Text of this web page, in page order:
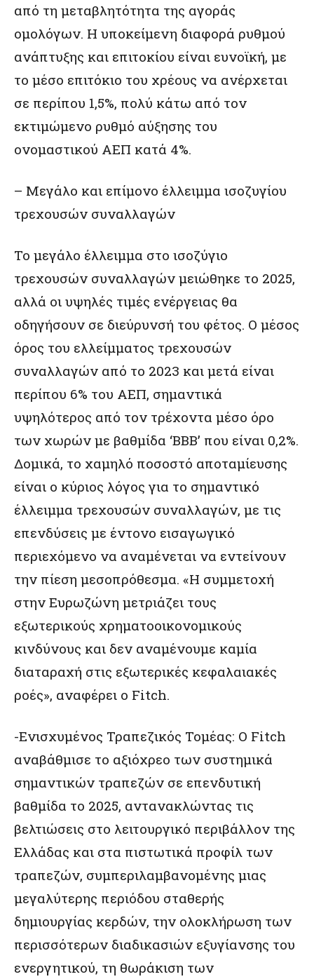
από τη μεταβλητότητα της αγοράς
ομολόγων. Η υποκείμενη διαφορά ρυθμού
ανάπτυξης και επιτοκίου είναι ευνοϊκή, με
το μέσο επιτόκιο του χρέους να ανέρχεται
σε περίπου 1,5%, πολύ κάτω από τον
εκτιμώμενο ρυθμό αύξησης του
ονομαστικού ΑΕΠ κατά 4%.
– Μεγάλο και επίμονο έλλειμμα ισοζυγίου
τρεχουσών συναλλαγών
Το μεγάλο έλλειμμα στο ισοζύγιο
τρεχουσών συναλλαγών μειώθηκε το 2025,
αλλά οι υψηλές τιμές ενέργειας θα
οδηγήσουν σε διεύρυνσή του φέτος. Ο μέσος
όρος του ελλείμματος τρεχουσών
συναλλαγών από το 2023 και μετά είναι
περίπου 6% του ΑΕΠ, σημαντικά
υψηλότερος από τον τρέχοντα μέσο όρο
των χωρών με βαθμίδα ‘BBB’ που είναι 0,2%.
Δομικά, το χαμηλό ποσοστό αποταμίευσης
είναι ο κύριος λόγος για το σημαντικό
έλλειμμα τρεχουσών συναλλαγών, με τις
επενδύσεις με έντονο εισαγωγικό
περιεχόμενο να αναμένεται να εντείνουν
την πίεση μεσοπρόθεσμα. «Η συμμετοχή
στην Ευρωζώνη μετριάζει τους
εξωτερικούς χρηματοοικονομικούς
κινδύνους και δεν αναμένουμε καμία
διαταραχή στις εξωτερικές κεφαλαιακές
ροές», αναφέρει ο Fitch.
-Ενισχυμένος Τραπεζικός Τομέας: O Fitch
αναβάθμισε τo αξιόχρεο των συστημικά
σημαντικών τραπεζών σε επενδυτική
βαθμίδα το 2025, αντανακλώντας τις
βελτιώσεις στο λειτουργικό περιβάλλον της
Ελλάδας και στα πιστωτικά προφίλ των
τραπεζών, συμπεριλαμβανομένης μιας
μεγαλύτερης περιόδου σταθερής
δημιουργίας κερδών, την ολοκλήρωση των
περισσότερων διαδικασιών εξυγίανσης του
ενεργητικού, τη θωράκιση των